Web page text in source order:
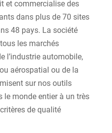
et commercialise des
dans plus de 70 sites
48 pays. La société
les marchés
l’industrie automobile,
aérospatial ou de la
sur nos outils
le monde entier à un très
de qualité